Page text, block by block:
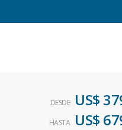
DESDE US$
HASTA US$